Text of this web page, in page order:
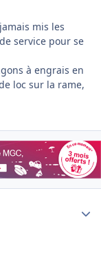
mis les
service pour se
à engrais en
loc sur la rame,